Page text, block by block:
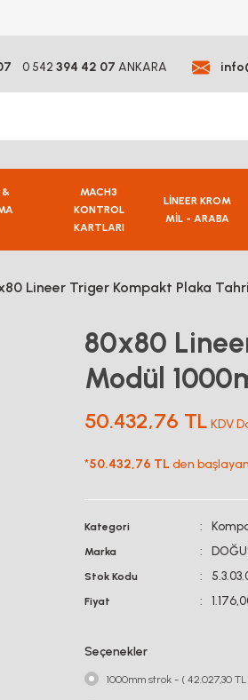
0 542 394 42 07 ANKARA
&
MACH3
KONTROL
KARTLARI
LİNEER KROM
MİL - ARABA
Lineer Triger Kompakt Plaka
80x80
Modül
50.432,76 TL KDV
*50.432,76 TL den
Kategori
Marka
Stok Kodu
Fiyat
Seçenekler
1000mm strok - ( 42.027,30 TL